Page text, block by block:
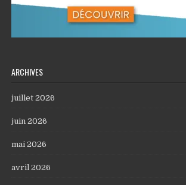
ARCHIVES
juillet 2026
juin 2026
mai 2026
avril 2026